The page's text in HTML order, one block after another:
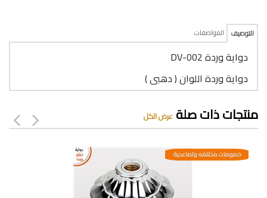
التوصيف المواصفات
دواية وردة DV-002
دواية وردة اللوان ( دهبى )
منتجات ذات صلة عرض الكل
خصومات مختلفه وتصاعدية